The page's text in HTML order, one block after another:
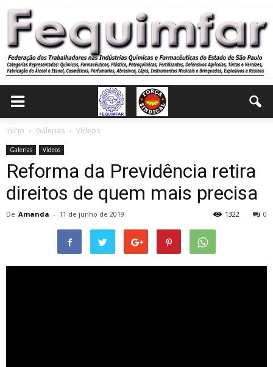
Início Galerias Vídeos
Galerias Vídeos
Reforma da Previdência retira
direitos de quem mais precisa
De Amanda - 11 de junho de 2019 0
1322